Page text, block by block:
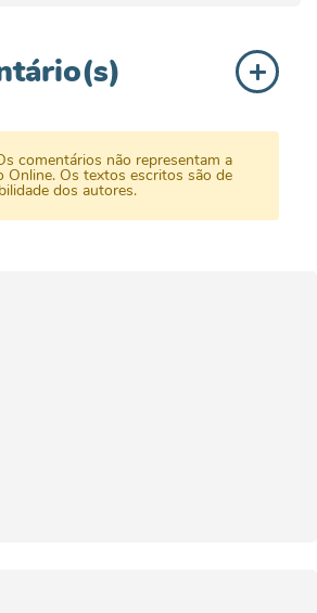
comentários não representam a
Online. Os textos escritos são de
dos autores.